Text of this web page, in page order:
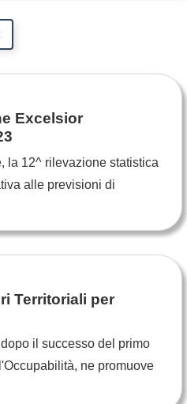
Excelsior
la 12^ rilevazione statistica
alle previsioni di
Territoriali per
il successo del primo
ne promuove